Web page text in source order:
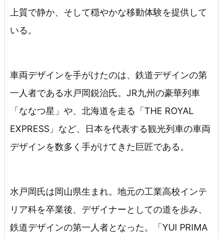
上質で静か、そして穏やかな移動体験を提供して
いる。
車両デザインを手がけたのは、鉄道デザインの第
一人者である水戸岡鋭治氏。JR九州の豪華列車
「ななつ星」や、北海道を走る「THE ROYAL
EXPRESS」など、日本を代表する観光列車の車両
デザインを数多く手がけてきた巨匠である。
水戸岡氏は岡山県生まれ。地元の工業高校インテ
リア科を卒業後、デザイナーとしての道を歩み、
鉄道デザインの第一人者となった。「YUI PRIMA